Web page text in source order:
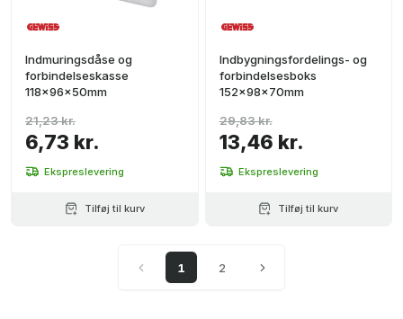
Indmuringsdåse og
forbindelseskasse
118x96x50mm
6,73 kr.
21,23 kr.
Ekspreslevering
Tilføj til kurv
Indbygningsfordelings- og
forbindelsesboks
152x98x70mm
13,46 kr.
29,83 kr.
Ekspreslevering
Tilføj til kurv
1 2